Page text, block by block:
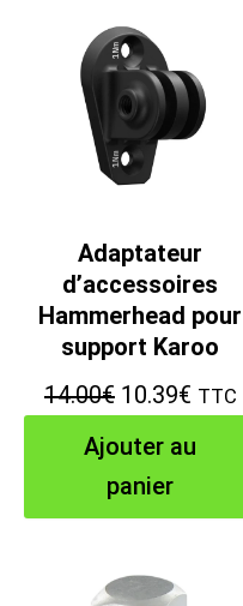
Adaptateur
d’accessoires
Hammerhead pour
support Karoo
14.00€ Le
prix
initial
était :
10.39€Le
est :
TTC
Ajouter au
panier